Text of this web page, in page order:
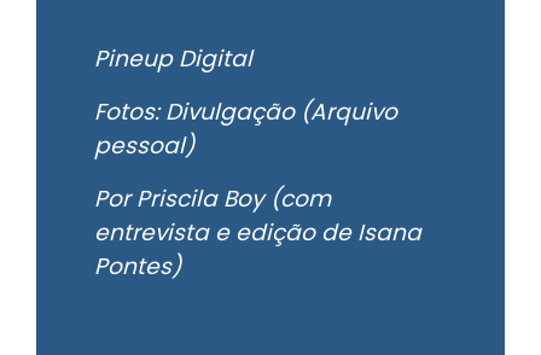
Pineup Digital
Fotos: Divulgação (Arquivo
pessoal)
Por Priscila Boy (com
entrevista e edição de Isana
Pontes)